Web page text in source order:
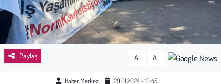
Paylaş A- A+
Haber Merkezi 29.01.2024 - 10:45
Çocuk
Kültür Sanat
Bilim - Teknoloji